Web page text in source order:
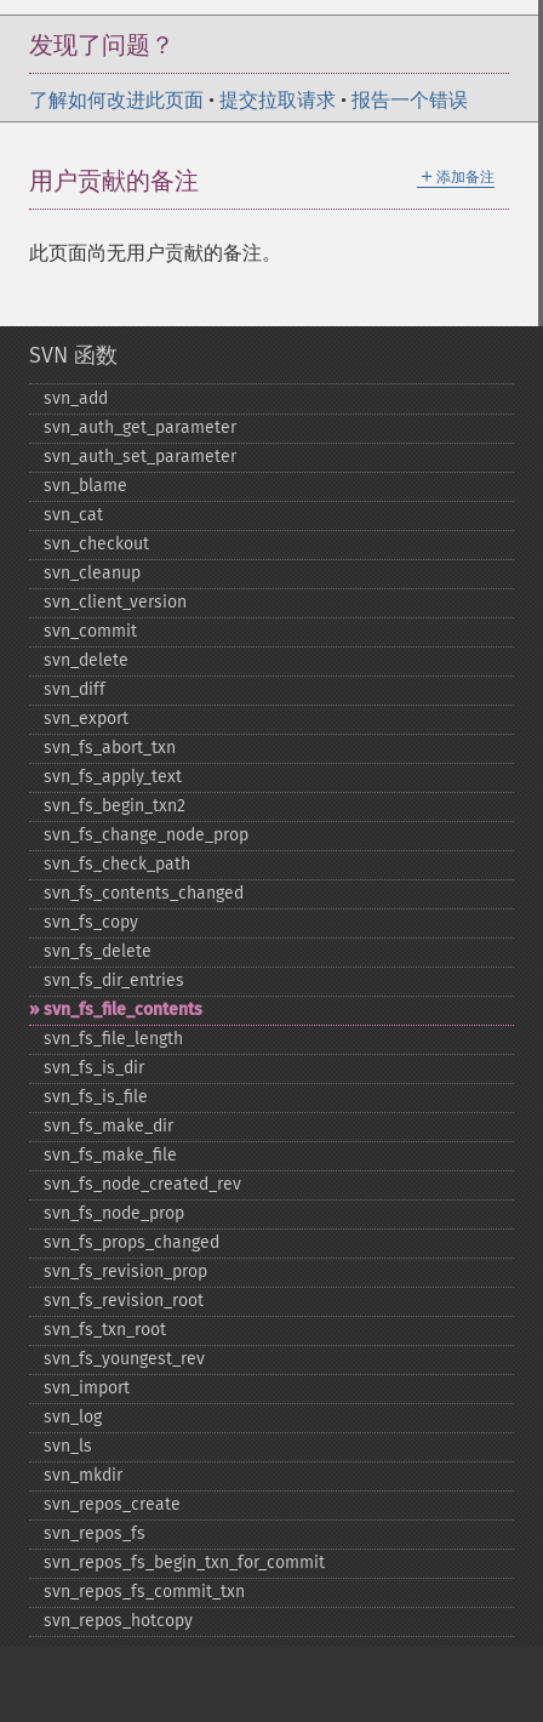
发现了问题？
了解如何改进此页面 • 提交拉取请求 • 报告一个错误
＋ 添加备注
用户贡献的备注
此页面尚无用户贡献的备注。
SVN 函数
svn_​add
svn_​auth_​get_​parameter
svn_​auth_​set_​parameter
svn_​blame
svn_​cat
svn_​checkout
svn_​cleanup
svn_​client_​version
svn_​commit
svn_​delete
svn_​diff
svn_​export
svn_​fs_​abort_​txn
svn_​fs_​apply_​text
svn_​fs_​begin_​txn2
svn_​fs_​change_​node_​prop
svn_​fs_​check_​path
svn_​fs_​contents_​changed
svn_​fs_​copy
svn_​fs_​delete
svn_​fs_​dir_​entries
svn_​fs_​file_​contents
svn_​fs_​file_​length
svn_​fs_​is_​dir
svn_​fs_​is_​file
svn_​fs_​make_​dir
svn_​fs_​make_​file
svn_​fs_​node_​created_​rev
svn_​fs_​node_​prop
svn_​fs_​props_​changed
svn_​fs_​revision_​prop
svn_​fs_​revision_​root
svn_​fs_​txn_​root
svn_​fs_​youngest_​rev
svn_​import
svn_​log
svn_​ls
svn_​mkdir
svn_​repos_​create
svn_​repos_​fs
svn_​repos_​fs_​begin_​txn_​for_​commit
svn_​repos_​fs_​commit_​txn
svn_​repos_​hotcopy